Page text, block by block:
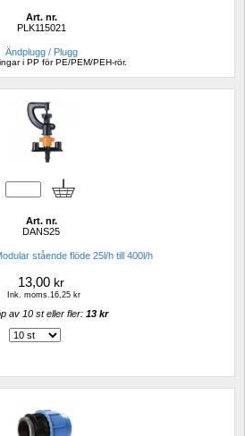
Art. nr.
PLK115021
Ändplugg / Plugg
i PP för PE/PEM/PEH-rör.
Art. nr.
DANS25
stående flöde 25l/h till 400l/h
13,00 kr
Ink. moms.16,25 kr
av 10 st eller fler: 13 kr